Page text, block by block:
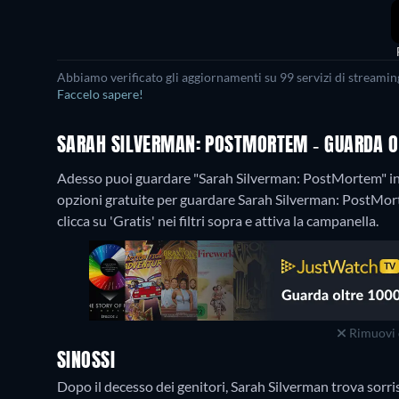
Abbiamo verificato gli aggiornamenti su 99 servizi di
Faccelo sapere!
SARAH SILVERMAN: POSTMORTEM - GUARDA
Adesso puoi guardare "Sarah Silverman: PostMortem"
opzioni gratuite per guardare Sarah Silverman:
clicca su 'Gratis' nei filtri sopra e attiva la campanella.
Rimuovi
SINOSSI
Dopo il decesso dei genitori, Sarah Silverman trova